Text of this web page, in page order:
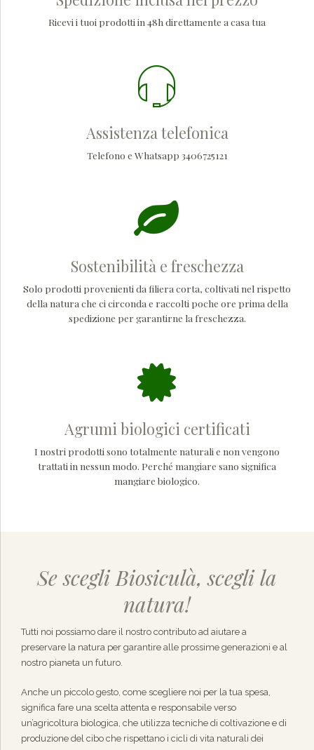
Ricevi i tuoi prodotti in 48h direttamente a casa tua
Assistenza telefonica
Telefono e Whatsapp 3406725121
Sostenibilità e freschezza
Solo prodotti provenienti da filiera corta, coltivati nel rispetto
della natura che ci circonda e raccolti poche ore prima della
spedizione per garantirne la freschezza.
Agrumi biologici certificati
I nostri prodotti sono totalmente naturali e non vengono
trattati in nessun modo. Perché mangiare sano significa
mangiare biologico.
Se scegli Biosiculà, scegli la
natura!
Tutti noi possiamo dare il nostro contributo ad aiutare a
preservare la natura per garantire alle prossime generazioni e al
nostro pianeta un futuro.
Anche un piccolo gesto, come scegliere noi per la tua spesa,
significa fare una scelta attenta e responsabile verso
un’agricoltura biologica, che utilizza tecniche di coltivazione e di
produzione del cibo che rispettano i cicli di vita naturali dei